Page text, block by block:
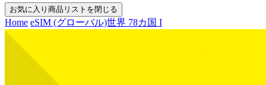
お気に入り商品リストを閉じる
Home eSIM (グローバル)世界 78カ国 I